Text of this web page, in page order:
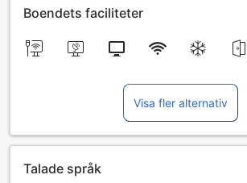
Boendets faciliteter
Visa fler alternativ
Talade språk